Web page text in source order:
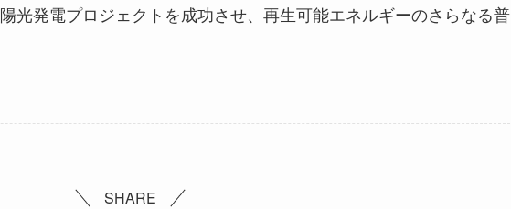
光発電プロジェクトを成功させ、再生可能エネルギーのさらなる普
SHARE